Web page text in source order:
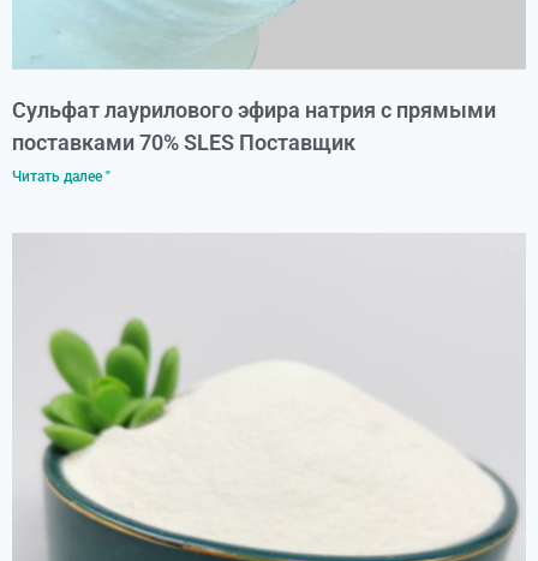
Сульфат лаурилового эфира натрия с прямыми
поставками 70% SLES Поставщик
Читать далее "